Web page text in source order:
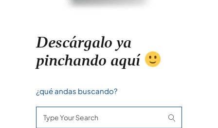
Descárgalo ya
pinchando aquí
¿qué andas buscando?
for: